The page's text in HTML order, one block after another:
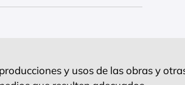
y usos de las obras y